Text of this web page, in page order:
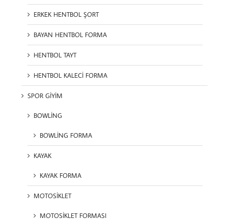
ERKEK HENTBOL ŞORT
BAYAN HENTBOL FORMA
HENTBOL TAYT
HENTBOL KALECİ FORMA
SPOR GİYİM
BOWLİNG
BOWLİNG FORMA
KAYAK
KAYAK FORMA
MOTOSİKLET
MOTOSİKLET FORMASI